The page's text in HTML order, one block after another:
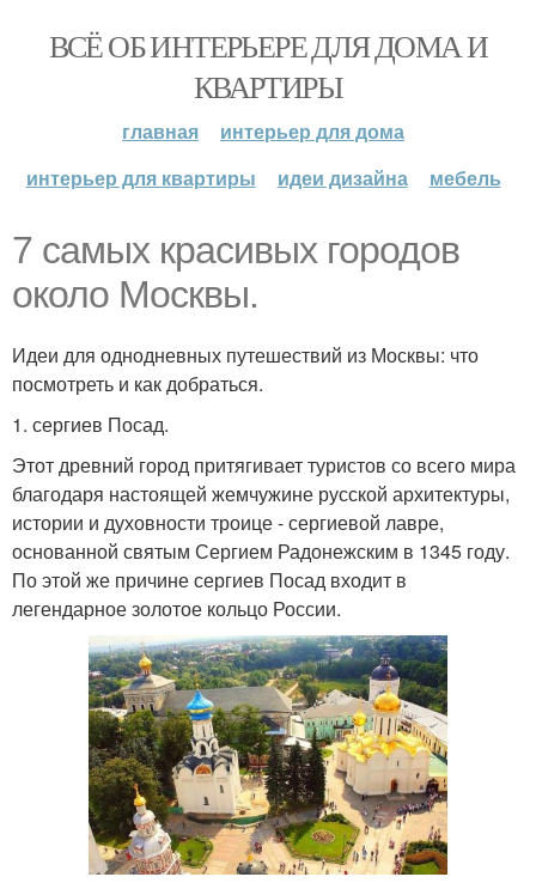
ВСЁ ОБ ИНТЕРЬЕРЕ ДЛЯ ДОМА И
КВАРТИРЫ
главная
интерьер для дома
интерьер для квартиры
идеи дизайна мебель
7 самых красивых городов
около Москвы.
Идеи для однодневных путешествий из Москвы: что
посмотреть и как добраться.
1. сергиев Посад.
Этот древний город притягивает туристов со всего мира
благодаря настоящей жемчужине русской архитектуры,
истории и духовности троице - сергиевой лавре,
основанной святым Сергием Радонежским в 1345 году.
По этой же причине сергиев Посад входит в
легендарное золотое кольцо России.